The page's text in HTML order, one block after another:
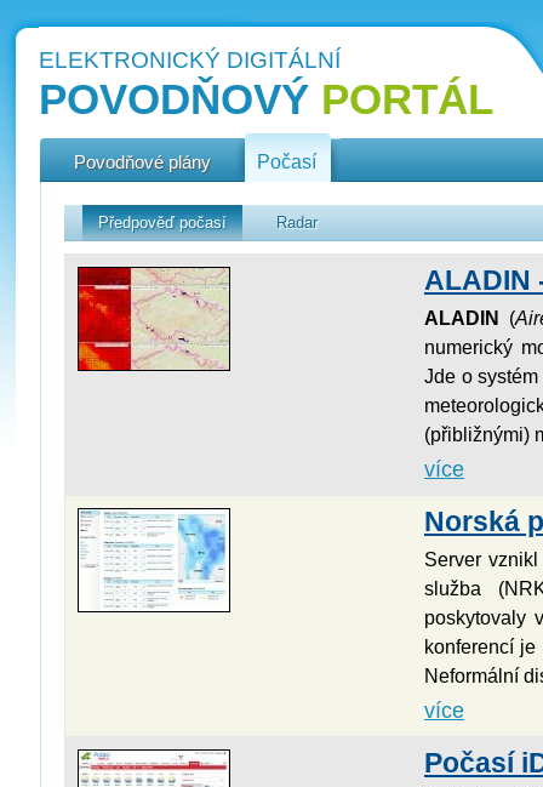
ELEKTRONICKÝ DIGITÁLNÍ
POVODŇOVÝ PORTÁL
Povodňové plány Počasí
Předpověď počasí Radar
ALADIN
ALADIN (
numerický
Jde o
(přibližnými)
více
Norská
Server
služba (
poskytovaly
konferencí
Neformální
více
Počasí